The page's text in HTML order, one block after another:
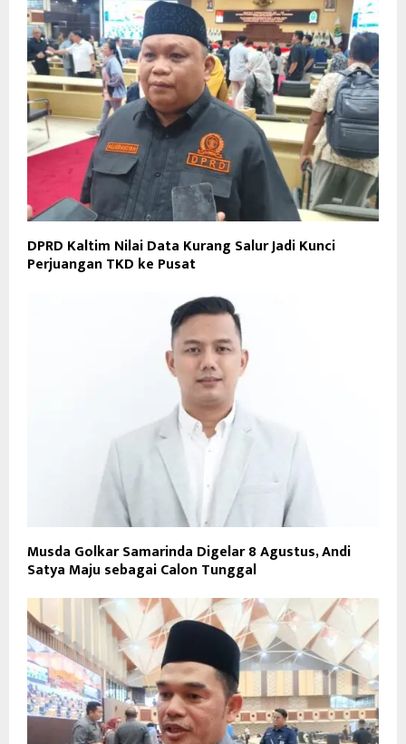
DPRD Kaltim Nilai Data Kurang Salur Jadi Kunci
Perjuangan TKD ke Pusat
Musda Golkar Samarinda Digelar 8 Agustus, Andi
Satya Maju sebagai Calon Tunggal